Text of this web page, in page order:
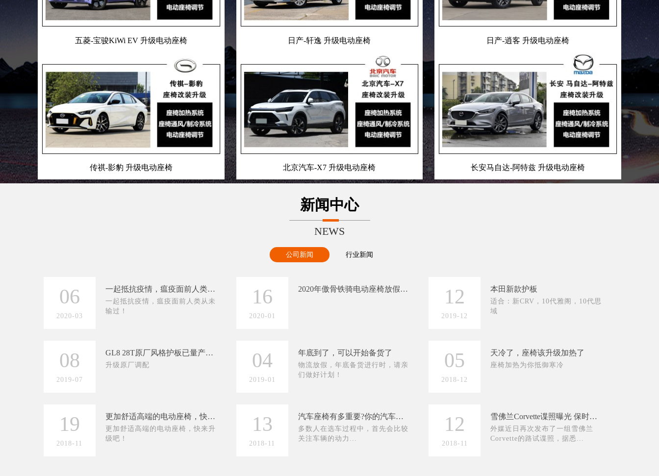
五菱-宝骏KiWi EV 升级电动座椅 日产-轩逸 升级电动座椅 日产-逍客 升级电动座椅
传祺-影豹 升级电动座椅 北京汽车-X7 升级电动座椅 长安马自达-阿特兹 升级电动座椅
新闻中心
NEWS
公司新闻 行业新闻
06
2020-03
一起抵抗疫情，瘟疫面前人类从未输过！
一起抵抗疫情，瘟疫面前人类从未
输过！
16
2020-01
2020年傲骨铁骑电动座椅放假安排 12
2019-12
本田新款护板
适合：新CRV，10代雅阁，10代思
域
08
2019-07
GL8 28T原厂风格护板已量产，欢迎订购！
升级原厂调配 04
2019-01
年底到了，可以开始备货了
物流放假，年底备货进行时，请亲
们做好计划！
05
2018-12
天冷了，座椅该升级加热了
座椅加热为你抵御寒冷
19
2018-11
更加舒适高端的电动座椅，快来升级吧！
更加舒适高端的电动座椅，快来升
级吧！
13
2018-11
汽车座椅有多重要?你的汽车座椅升级了吗?
多数人在选车过程中，首先会比较
关注车辆的动力...
12
2018-11
雪佛兰Corvette谍照曝光 保时捷911慌了
外媒近日再次发布了一组雪佛兰
Corvette的路试谍照，据悉...